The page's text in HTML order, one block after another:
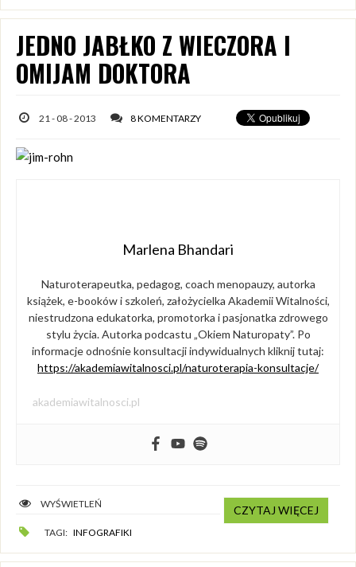
JEDNO JABŁKO Z WIECZORA I
OMIJAM DOKTORA
21 - 08 - 2013 8 KOMENTARZY
Marlena Bhandari
Naturoterapeutka, pedagog, coach menopauzy, autorka
książek, e-booków i szkoleń, założycielka Akademii Witalności,
niestrudzona edukatorka, promotorka i pasjonatka zdrowego
stylu życia. Autorka podcastu „Okiem Naturopaty”. Po
informacje odnośnie konsultacji indywidualnych kliknij tutaj:
https://akademiawitalnosci.pl/naturoterapia-konsultacje/
akademiawitalnosci.pl
WYŚWIETLEŃ CZYTAJ WIĘCEJ
TAGI: INFOGRAFIKI